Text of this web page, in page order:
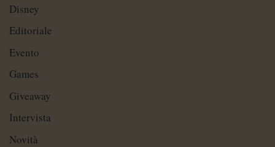
Disney
Editoriale
Evento
Games
Giveaway
Intervista
Novità